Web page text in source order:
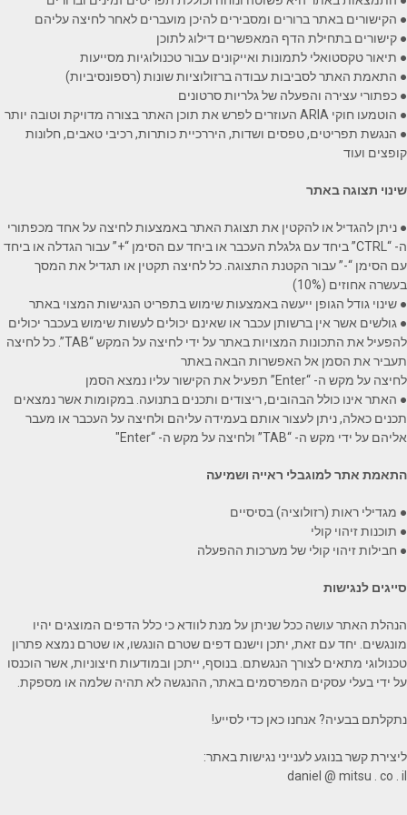
● הקישורים באתר ברורים ומסבירים להיכן מועברים לאחר לחיצה עליהם
● קישורים בתחילת הדף המאפשרים דילוג לתוכן
● תיאור טקסטואלי לתמונות ואייקונים עבור טכנולוגיות מסייעות
● התאמת האתר לסביבות עבודה ברזולוציות שונות (רספונסיביות)
● כפתורי עצירה והפעלה של גלריות סרטונים
● הוטמעו חוקי ARIA העוזרים לפרש את תוכן האתר בצורה מדויקת וטובה יותר
● הנגשת תפריטים, טפסים ושדות, היררכיית כותרות, רכיבי טאבים, חלונות
קופצים ועוד
שינוי תצוגה באתר
● ניתן להגדיל או להקטין את תצוגת האתר באמצעות לחיצה על אחד מכפתורי
ה- “CTRL” ביחד עם גלגלת העכבר או ביחד עם הסימן “+” עבור הגדלה או ביחד
עם הסימן “-” עבור הקטנת התצוגה. כל לחיצה תקטין או תגדיל את המסך
בעשרה אחוזים (10%)
● שינוי גודל הגופן ייעשה באמצעות שימוש בתפריט הנגישות המצוי באתר
● גולשים אשר אין ברשותן עכבר או שאינם יכולים לעשות שימוש בעכבר יכולים
להפעיל את התכונות המצויות באתר על ידי לחיצה על המקש “TAB”. כל לחיצה
תעביר את הסמן אל האפשרות הבאה באתר
לחיצה על מקש ה- “Enter” תפעיל את הקישור עליו נמצא הסמן
● האתר אינו כולל הבהובים, ריצודים ותכנים בתנועה. במקומות אשר נמצאים
תכנים כאלה, ניתן לעצור אותם בעמידה עליהם ולחיצה על העכבר או מעבר
אליהם על ידי מקש ה- “TAB” ולחיצה על מקש ה- “Enter"
התאמת אתר למוגבלי ראייה ושמיעה
● מגדילי ראות (רזולוציה) בסיסיים
● תוכנות זיהוי קולי
● חבילות זיהוי קולי של מערכות ההפעלה
סייגים לנגישות
הנהלת האתר עושה ככל שניתן על מנת לוודא כי כלל הדפים המוצגים יהיו
מונגשים. יחד עם זאת, יתכן וישנם דפים שטרם הונגשו, או שטרם נמצא פתרון
טכנולוגי מתאים לצורך הנגשתם. בנוסף, ייתכן ובמודעות חיצוניות, אשר הוכנסו
על ידי בעלי עסקים המפרסמים באתר, ההנגשה לא תהיה שלמה או מספקת.
נתקלתם בבעיה? אנחנו כאן כדי לסייע!
ליצירת קשר בנוגע לענייני נגישות באתר:
daniel @ mitsu . co . il